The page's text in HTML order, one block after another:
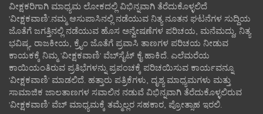
ವೀಕ್ಷಕರಿಗಾಗಿ ಮಾಧ್ಯಮ ಲೋಕದಲ್ಲಿ ವಿಭಿನ್ನವಾಗಿ ತೆರೆದುಕೊಳ್ಳಲಿದೆ
'ವೀಕ್ಷಕವಾಣಿ'.ನಮ್ಮ ಆಸುಪಾಸಿನಲ್ಲಿ ನಡೆಯುವ ನಿತ್ಯ ನೂತನ ಘಟನೆಗಳ ಸುದ್ದಿಯ
ಜೊತೆಗೆ ಜಗತ್ತಿನಲ್ಲಿ ನಡೆಯುವ ಹೊಸ ಅನ್ವೇಷಣೆಗಳ ಪರಿಚಯ, ಮನೆಮದ್ದು, ನಿತ್ಯ
ಭವಿಷ್ಯ, ರಾಜಕೀಯ, ಕ್ರೈಂ ಜೊತೆಗೆ ಪ್ರವಾಸಿ ತಾಣಗಳ ಪರಿಚಯ ನೀಡುವ
ಕಾಯಕಕ್ಕೆ ನಿಮ್ಮ 'ವೀಕ್ಷಕವಾಣಿ' ವೆಬ್‌ಸೈಟ್‌ ಕೈ ಹಾಕಿದೆ. ಎಲೆಮರೆಯ
ಕಾಯಿಯಂತಿರುವ ಪ್ರತಿಭೆಗಳನ್ನು ಪ್ರಪಂಚಕ್ಕೆ ಪರಿಚಯಿಸುವ ಕಾರ್ಯವನ್ನೂ
'ವೀಕ್ಷಕವಾಣಿ' ಮಾಡಲಿದೆ. ಹತ್ತಾರು ಪತ್ರಿಕೆಗಳು, ದೃಶ್ಯ ಮಾಧ್ಯಮಗಳು ಮತ್ತು
ಸಾಮಾಜಿಕ ಜಾಲತಾಣಗಳ ಸವಾಲಿನ ನಡುವೆ ವಿಭಿನ್ನವಾಗಿ ತೆರೆದುಕೊಳ್ಳಲಿರುವ
'ವೀಕ್ಷಕವಾಣಿ' ವೆಬ್ ಮಾಧ್ಯಮಕ್ಕೆ ತಮ್ಮೆಲ್ಲರ ಸಹಕಾರ, ಪ್ರೋತ್ಸಾಹ ಇರಲಿ.